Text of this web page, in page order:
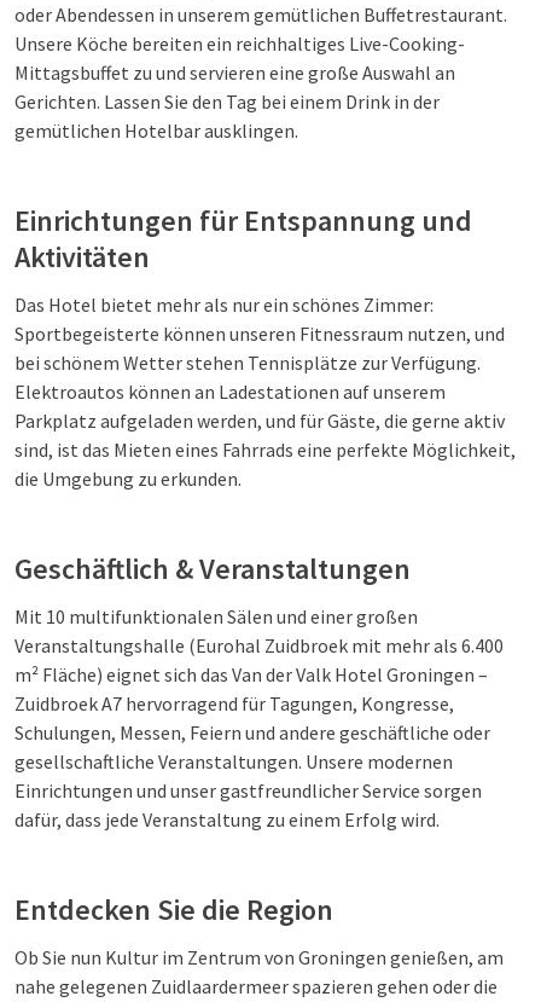
oder Abendessen in unserem gemütlichen Buffetrestaurant.
Unsere Köche bereiten ein reichhaltiges Live-Cooking-
Mittagsbuffet zu und servieren eine große Auswahl an
Gerichten. Lassen Sie den Tag bei einem Drink in der
gemütlichen Hotelbar ausklingen.
Einrichtungen für Entspannung und
Aktivitäten
Das Hotel bietet mehr als nur ein schönes Zimmer:
Sportbegeisterte können unseren Fitnessraum nutzen, und
bei schönem Wetter stehen Tennisplätze zur Verfügung.
Elektroautos können an Ladestationen auf unserem
Parkplatz aufgeladen werden, und für Gäste, die gerne aktiv
sind, ist das Mieten eines Fahrrads eine perfekte Möglichkeit,
die Umgebung zu erkunden.
Geschäftlich & Veranstaltungen
Mit 10 multifunktionalen Sälen und einer großen
Veranstaltungshalle (Eurohal Zuidbroek mit mehr als 6.400
m² Fläche) eignet sich das Van der Valk Hotel Groningen –
Zuidbroek A7 hervorragend für Tagungen, Kongresse,
Schulungen, Messen, Feiern und andere geschäftliche oder
gesellschaftliche Veranstaltungen. Unsere modernen
Einrichtungen und unser gastfreundlicher Service sorgen
dafür, dass jede Veranstaltung zu einem Erfolg wird.
Entdecken Sie die Region
Ob Sie nun Kultur im Zentrum von Groningen genießen, am
nahe gelegenen Zuidlaardermeer spazieren gehen oder die